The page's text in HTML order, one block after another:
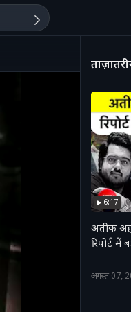
6:17
अतीक
रिपोर्ट में
अगस्त 07,